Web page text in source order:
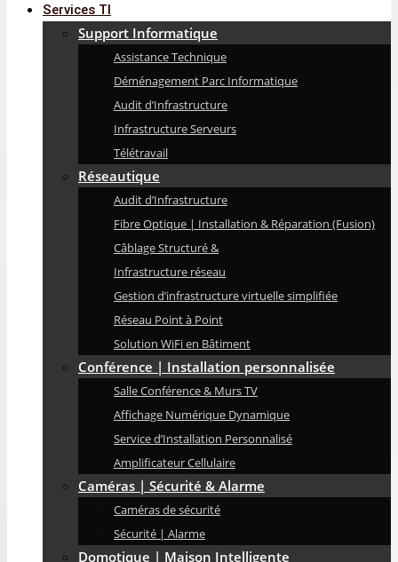
Services TI
Support Informatique
Assistance Technique
Déménagement Parc Informatique
Audit d’Infrastructure
Infrastructure Serveurs
Télétravail
Réseautique
Audit d’Infrastructure
Fibre Optique | Installation & Réparation (Fusion)
Câblage Structuré &
Infrastructure réseau
Gestion d’infrastructure virtuelle simplifiée
Réseau Point à Point
Solution WiFi en Bâtiment
Conférence | Installation personnalisée
Salle Conférence & Murs TV
Affichage Numérique Dynamique
Service d’Installation Personnalisé
Amplificateur Cellulaire
Caméras | Sécurité & Alarme
Caméras de sécurité
Sécurité | Alarme
Domotique | Maison Intelligente